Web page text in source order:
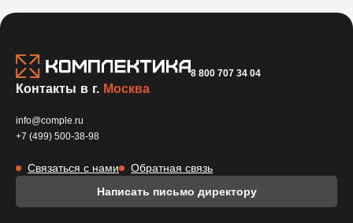
8 800 707 34 04
Написать письмо директору
Контакты в г. Москва
info@comple.ru
+7 (499) 500-38-98
Связаться с нами Обратная связь